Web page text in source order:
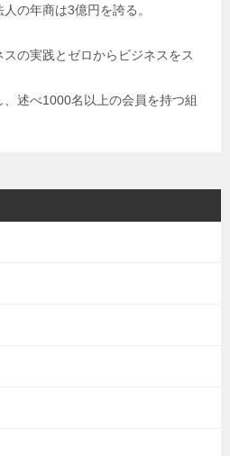
の年商は3億円を誇る。
の実践とゼロからビジネスをス
述べ1000名以上の会員を持つ組